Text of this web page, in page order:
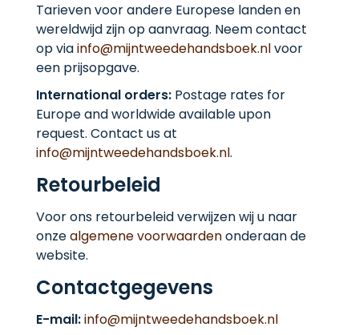
Tarieven voor andere Europese landen en
wereldwijd zijn op aanvraag. Neem contact
op viainfo@mijntweedehandsboek.nlvoor
een prijsopgave.
International orders:Postage rates for
Europe and worldwide available upon
request. Contact us at
info@mijntweedehandsboek.nl.
Retourbeleid
Voor ons retourbeleid verwijzen wij u naar
onzealgemene voorwaardenonderaan de
website.
Contactgegevens
E-mail:info@mijntweedehandsboek.nl